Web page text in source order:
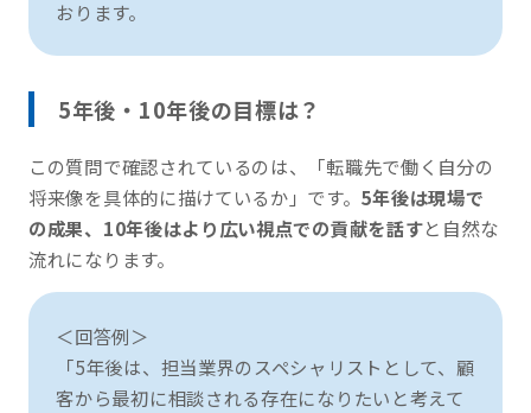
おります。
5年後・10年後の目標は？
この質問で確認されているのは、「転職先で働く自分の
将来像を具体的に描けているか」です。 5年後は現場で
の成果、10年後はより広い視点での貢献を話すと自然な
流れになります。
＜回答例＞
「5年後は、担当業界のスペシャリストとして、顧
客から最初に相談される存在になりたいと考えて